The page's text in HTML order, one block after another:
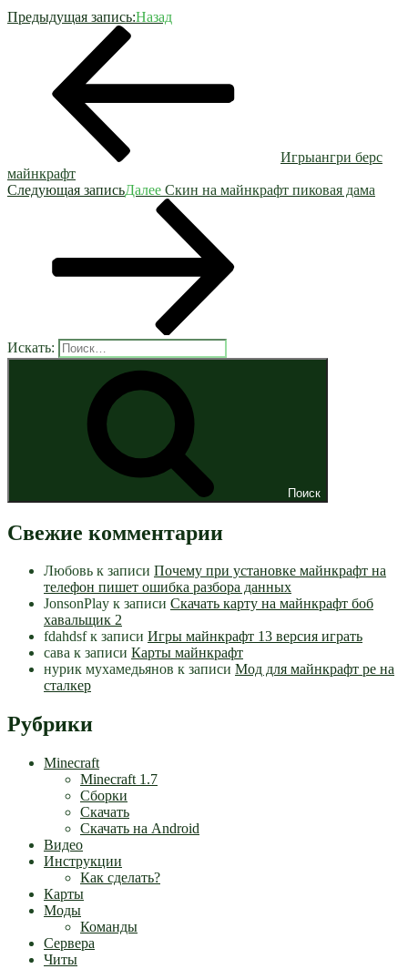
Предыдущая запись:Назад
Игрыангри берс
майнкрафт
Следующая записьДалее Скин на майнкрафт пиковая дама
Искать:
Поиск
Свежие комментарии
Любовь к записи Почему при установке майнкрафт на
телефон пишет ошибка разбора данных
JonsonPlay к записи Скачать карту на майнкрафт боб
хавальщик 2
fdahdsfк записи Игры майнкрафт 13 версия играть
сава к записи Карты майнкрафт
нурик мухамедьянов к записи Мод для майнкрафт pe на
сталкер
Рубрики
Minecraft
Minecraft 1.7
Сборки
Скачать
Скачать на Android
Видео
Инструкции
Как сделать?
Карты
Моды
Команды
Сервера
Читы